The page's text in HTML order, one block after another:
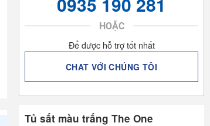
HOẶC
Để được hỗ trợ tốt nhất
CHAT VỚI CHÚNG TÔI
Tủ sắt màu trắng The One